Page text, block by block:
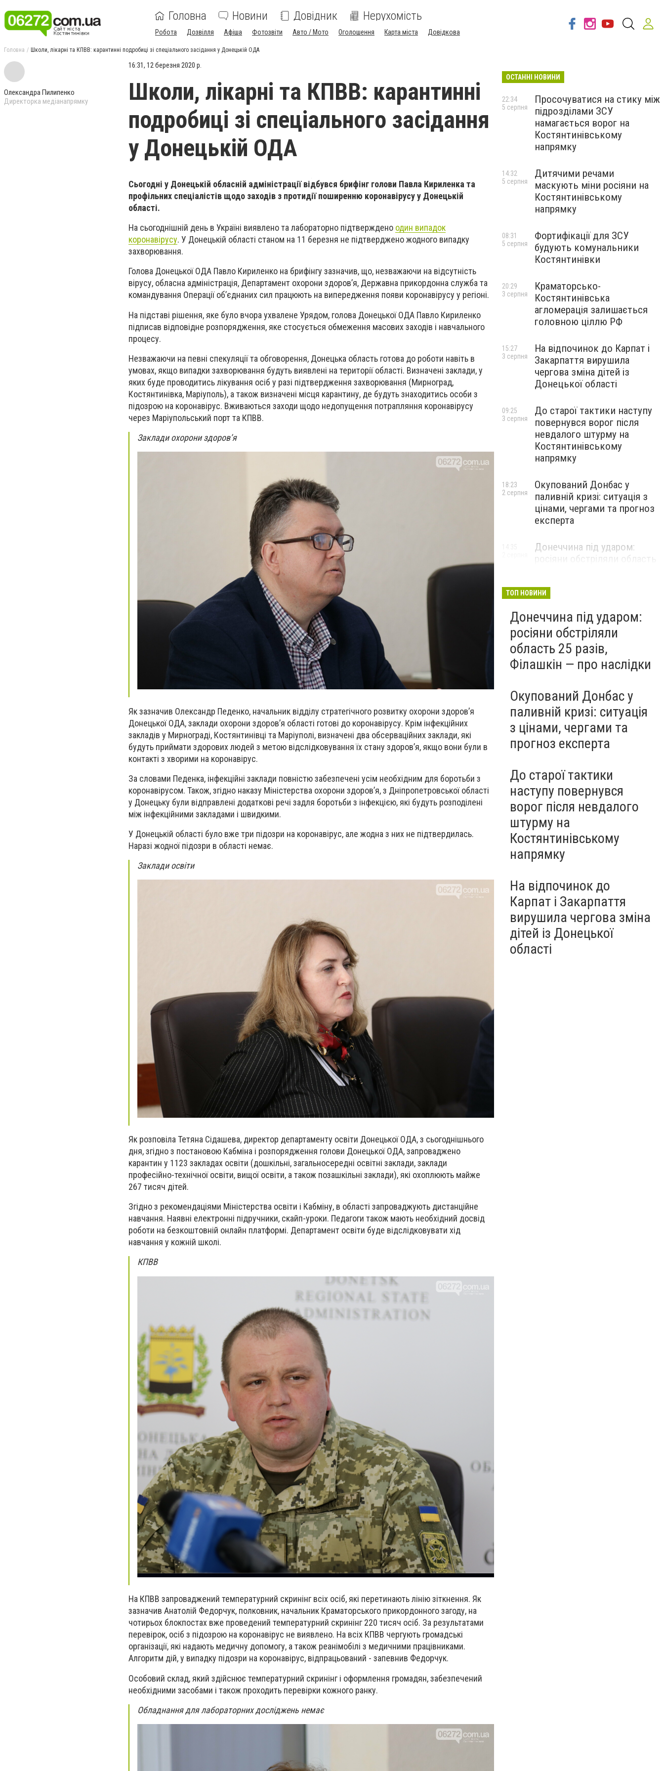
Головна Новини Довідник Нерухомість
Робота Дозвілля Афіша Фотозвіти Авто / Мото Оголошення Карта міста Довідкова
Головна Школи, лікарні та КПВВ: карантинні подробиці зі спеціального засідання у Донецькій ОДА
Олександра Пилипенко
Директорка медіанапрямку
16:31, 12 березня 2020 р.
Школи, лікарні та КПВВ: карантинні
подробиці зі спеціального засідання
у Донецькій ОДА
Сьогодні у Донецькій обласній адміністрації відбувся брифінг голови Павла Кириленка та
профільних спеціалістів щодо заходів з протидії поширенню коронавірусу у Донецькій
області.
На сьогоднішній день в Україні виявлено та лабораторно підтверждено один випадок
коронавірусу. У Донецькій області станом на 11 березня не підтверджено жодного випадку
захворювання.
Голова Донецької ОДА Павло Кириленко на брифінгу зазначив, що, незважаючи на відсутність
вірусу, обласна адміністрація, Департамент охорони здоров’я, Державна прикордонна служба та
командування Операції об’єднаних сил працюють на випередження появи коронавірусу у регіоні.
На підставі рішення, яке було вчора ухвалене Урядом, голова Донецької ОДА Павло Кириленко
підписав відповідне розпорядження, яке стосується обмеження масових заходів і навчального
процесу.
Незважаючи на певні спекуляції та обговорення, Донецька область готова до роботи навіть в
умовах, якщо випадки захворювання будуть виявлені на території області. Визначені заклади, у
яких буде проводитись лікування осіб у разі підтвердження захворювання (Мирноград,
Костянтинівка, Маріуполь), а також визначені місця карантину, де будуть знаходитись особи з
підозрою на коронавірус. Вживаються заходи щодо недопущення потрапляння коронавірусу
через Маріупольський порт та КПВВ.
Заклади охорони здоров’я
Як зазначив Олександр Педенко, начальник відділу стратегічного розвитку охорони здоров’я
Донецької ОДА, заклади охорони здоров’я області готові до коронавірусу. Крім інфекційних
закладів у Мирнограді, Костянтинівці та Маріуполі, визначені два обсерваційних заклади, які
будуть приймати здорових людей з метою відслідковування їх стану здоров’я, якщо вони були в
контакті з хворими на коронавірус.
За словами Педенка, інфекційні заклади повністю забезпечені усім необхідним для боротьби з
коронавірусом. Також, згідно наказу Міністерства охорони здоров’я, з Дніпропетровської області
у Донецьку були відправлені додаткові речі задля боротьби з інфекцією, які будуть розподілені
між інфекційними закладами і швидкими.
У Донецькій області було вже три підозри на коронавірус, але жодна з них не підтвердилась.
Наразі жодної підозри в області немає.
Заклади освіти
Як розповіла Тетяна Сідашева, директор департаменту освіти Донецької ОДА, з сьогоднішнього
дня, згідно з постановою Кабміна і розпорядження голови Донецької ОДА, запроваджено
карантин у 1123 закладах освіти (дошкільні, загальносередні освітні заклади, заклади
професійно-технічної освіти, вищої освіти, а також позашкільні заклади), які охоплюють майже
267 тисяч дітей.
Згідно з рекомендаціями Міністерства освіти і Кабміну, в області запроваджують дистанційне
навчання. Наявні електронні підручники, скайп-уроки. Педагоги також мають необхідний досвід
роботи на безкоштовній онлайн платформі. Департамент освіти буде відслідковувати хід
навчання у кожній школі.
КПВВ
На КПВВ запроваджений температурний скринінг всіх осіб, які перетинають лінію зіткнення. Як
зазначив Анатолій Федорчук, полковник, начальник Краматорського прикордонного загоду, на
чотирьох блокпостах вже проведений температурний скринінг 220 тисяч осіб. За результатами
перевірок, осіб з підозрою на коронавірус не виявлено. На всіх КПВВ чергують громадські
організації, які надають медичну допомогу, а також реанімобілі з медичними працівниками.
Алгоритм дій, у випадку підозри на коронавірус, відпрацьований - запевнив Федорчук.
Особовий склад, який здійснює температурний скринінг і оформлення громадян, забезпечений
необхідними засобами і також проходить перевірки кожного ранку.
Обладнання для лабораторних досліджень немає
ОСТАННІ НОВИНИ
Просочуватися на стику між
підрозділами ЗСУ
намагається ворог на
Костянтинівському
напрямку
22:34
5 серпня
Дитячими речами
маскують міни росіяни на
Костянтинівському
напрямку
14:32
5 серпня
Фортифікації для ЗСУ
будують комунальники
Костянтинівки
08:31
5 серпня
Краматорсько-
Костянтинівська
агломерація залишається
головною ціллю РФ
20:29
3 серпня
На відпочинок до Карпат і
Закарпаття вирушила
чергова зміна дітей із
Донецької області
15:27
3 серпня
До старої тактики наступу
повернувся ворог після
невдалого штурму на
Костянтинівському
напрямку
09:25
3 серпня
Окупований Донбас у
паливній кризі: ситуація з
цінами, чергами та прогноз
експерта
18:23
2 серпня
Донеччина під ударом:
росіяни обстріляли область
ТОП НОВИНИ
Донеччина під ударом:
росіяни обстріляли
область 25 разів,
Філашкін — про наслідки
Окупований Донбас у
паливній кризі: ситуація
з цінами, чергами та
прогноз експерта
До старої тактики
наступу повернувся
ворог після невдалого
штурму на
Костянтинівському
напрямку
На відпочинок до
Карпат і Закарпаття
вирушила чергова зміна
дітей із Донецької
області